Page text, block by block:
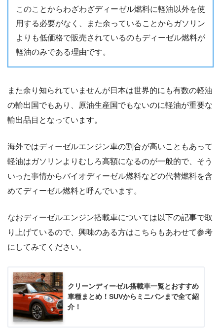
このことからわざわざディーゼル燃料に軽油以外を使
用する必要がなく、また余っていることからガソリン
よりも低価格で販売されているのもディーゼル燃料が
軽油のみである理由です。
また余り知られていませんが日本は世界的にも有数の軽油
の輸出国でもあり、原油生産国でもないのに軽油が重要な
輸出品目となっています。
海外ではディーゼルエンジン車の割合が高いこともあって
軽油はガソリンよりむしろ高額になるのが一般的で、そう
いった事情からバイオディーゼル燃料などの代替燃料を含
めてディーゼル燃料と呼んでいます。
なおディーゼルエンジン搭載車については以下の記事で取
り上げているので、興味のある方はこちらもあわせて参考
にしてみてください。
クリーンディーゼル搭載車一覧とおすすめ
車種まとめ！SUVからミニバンまで全て紹
介！